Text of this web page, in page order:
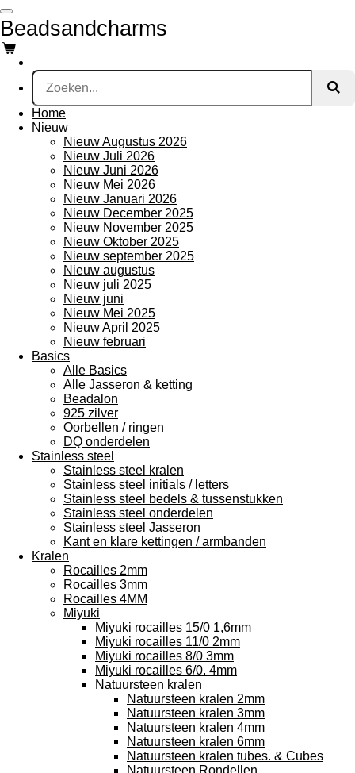
Ga
direct
naar
de
hoofdinhoud
Beadsandcharms
Home
Nieuw
Nieuw Augustus 2026
Nieuw Juli 2026
Nieuw Juni 2026
Nieuw Mei 2026
Nieuw Januari 2026
Nieuw December 2025
Nieuw November 2025
Nieuw Oktober 2025
Nieuw september 2025
Nieuw augustus
Nieuw juli 2025
Nieuw juni
Nieuw Mei 2025
Nieuw April 2025
Nieuw februari
Basics
Alle Basics
Alle Jasseron & ketting
Beadalon
925 zilver
Oorbellen / ringen
DQ onderdelen
Stainless steel
Stainless steel kralen
Stainless steel initials / letters
Stainless steel bedels & tussenstukken
Stainless steel onderdelen
Stainless steel Jasseron
Kant en klare kettingen / armbanden
Kralen
Rocailles 2mm
Rocailles 3mm
Rocailles 4MM
Miyuki
Miyuki rocailles 15/0 1,6mm
Miyuki rocailles 11/0 2mm
Miyuki rocailles 8/0 3mm
Miyuki rocailles 6/0. 4mm
Natuursteen kralen
Natuursteen kralen 2mm
Natuursteen kralen 3mm
Natuursteen kralen 4mm
Natuursteen kralen 6mm
Natuursteen kralen tubes. & Cubes
Natuursteen Rondellen